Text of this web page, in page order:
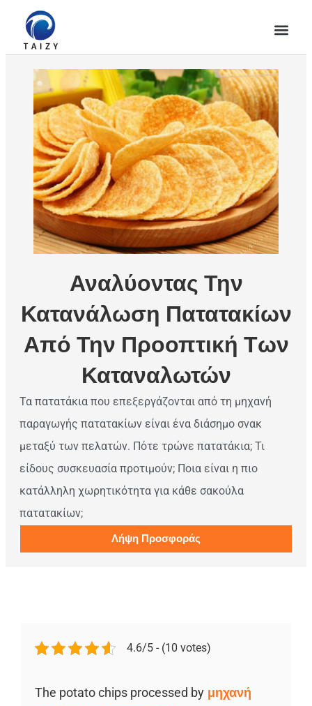
Αναλύοντας Την
Κατανάλωση Πατατακίων
Από Την Προοπτική Των
Καταναλωτών
Τα πατατάκια που επεξεργάζονται από τη μηχανή
παραγωγής πατατακίων είναι ένα διάσημο σνακ
μεταξύ των πελατών. Πότε τρώνε πατατάκια; Τι
είδους συσκευασία προτιμούν; Ποια είναι η πιο
κατάλληλη χωρητικότητα για κάθε σακούλα
πατατακίων;
Λήψη Προσφοράς
4.6/5 - (10 votes)
The potato chips processed by μηχανή